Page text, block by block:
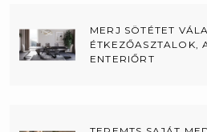
MERJ SÖTÉTET
ÉTKEZŐASZTALOK,
ENTERIŐRT